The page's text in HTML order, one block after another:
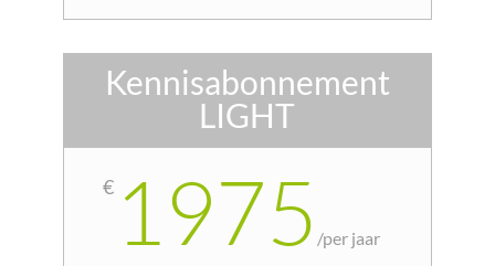
Kennisabonnement
LIGHT
€ 1975 /per jaar